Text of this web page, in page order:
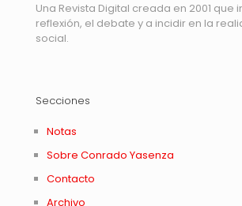
Una Revista Digital creada en 2001 que
reflexión, el debate y a incidir en la
social.
Secciones
Notas
Sobre Conrado Yasenza
Contacto
Archivo